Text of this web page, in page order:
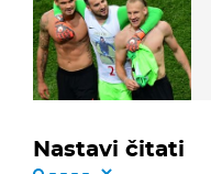
Nastavi čitati